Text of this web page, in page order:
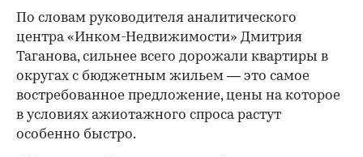
По словам руководителя аналитического
центра «Инком-Недвижимости» Дмитрия
Таганова, сильнее всего дорожали квартиры в
округах с бюджетным жильем — это самое
востребованное предложение, цены на которое
в условиях ажиотажного спроса растут
особенно быстро.